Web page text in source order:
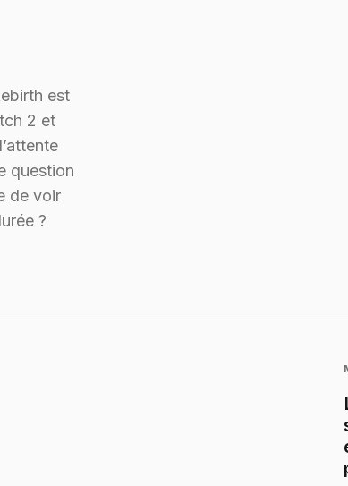
est
2 et
question
de voir
?